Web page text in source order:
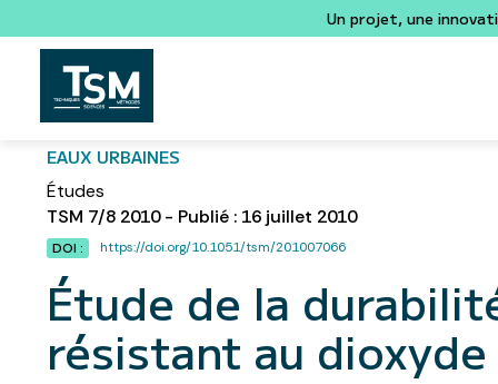
Un projet, une
EAUX URBAINES
Études
TSM 7/8 2010 - Publié : 16 juillet 2010
DOI : https://doi.org/10.1051/tsm/201007066
Étude de la
résistant au